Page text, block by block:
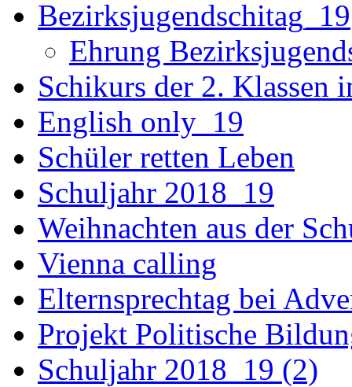
Bezirksjugendschitag_19
Ehrung
Schikurs der 2. Klassen
English only_19
Schüler retten Leben
Schuljahr 2018_19
Weihnachten aus der
Vienna calling
Elternsprechtag bei
Projekt Politische
Schuljahr 2018_19 (2)